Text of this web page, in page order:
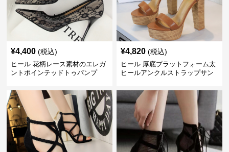
¥4,400 (税込)
ヒール 花柄レース素材のエレガ
ントポインテッドトゥパンプ
¥4,820 (税込)
ヒール 厚底プラットフォーム太
ヒールアンクルストラップサン